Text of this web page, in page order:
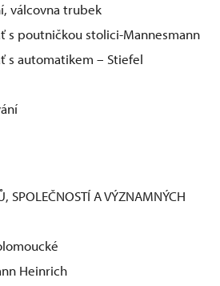
válcovna trubek
poutničkou stolici-Mannesmann
automatikem – Stiefel
SPOLEČNOSTÍ A VÝZNAMNÝCH
Heinrich